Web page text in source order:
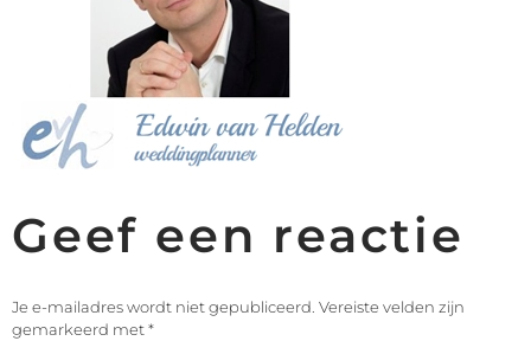
Geef een reactie
Je e-mailadres wordt niet gepubliceerd. Vereiste velden zijn
gemarkeerd met*